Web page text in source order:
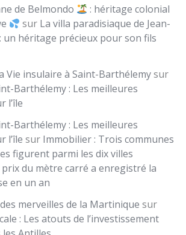
de Belmondo
: héritage colonial
sur La villa paradisiaque de Jean-
un héritage précieux pour son fils
Vie insulaire à Saint-Barthélemysur
Barthélemy : Les meilleures
l’île
Barthélemy : Les meilleures
l’île sur Immobilier : Trois communes
figurent parmi les dix villes
du mètre carré a enregistré la
en un an
merveilles de la Martinique sur
: Les atouts de l’investissement